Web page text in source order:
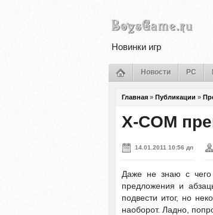
Новинки игр
Новости PC
Главная » Публикации »
X-COM
14.01.2011 10:56 дп
Даже не знаю с чего
предложения и
подвести итог, но
наоборот. Ладно,